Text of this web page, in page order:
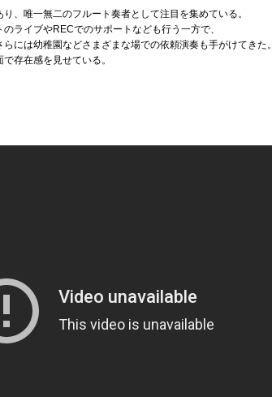
、唯一無二のフルート奏者として注目を集めている。
ライブやRECでのサポートなども行う一方で、
には幼稚園などさまざまな場での依頼演奏も手がけてきた
存在感を見せている。